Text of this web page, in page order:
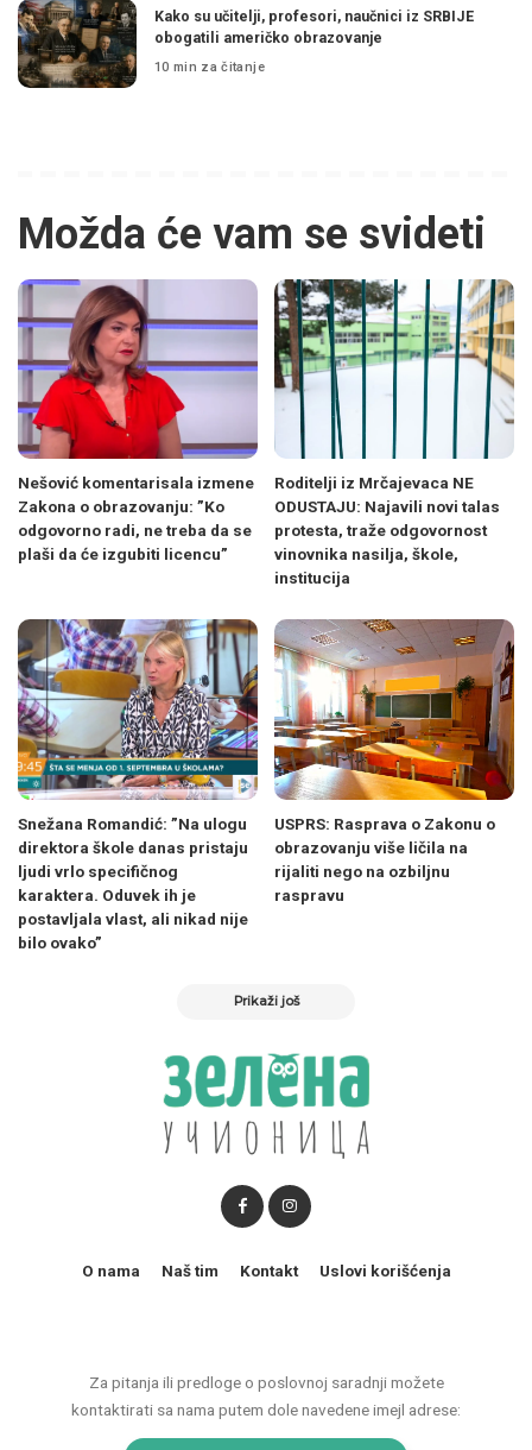
Kako su učitelji, profesori, naučnici iz SRBIJE
obogatili američko obrazovanje
10 min za čitanje
Možda će vam se svideti
Nešović komentarisala izmene
Zakona o obrazovanju: ”Ko
odgovorno radi, ne treba da se
plaši da će izgubiti licencu”
Roditelji iz Mrčajevaca NE
ODUSTAJU: Najavili novi talas
protesta, traže odgovornost
vinovnika nasilja, škole,
institucija
Snežana Romandić: ”Na ulogu
direktora škole danas pristaju
ljudi vrlo specifičnog
karaktera. Oduvek ih je
postavljala vlast, ali nikad nije
bilo ovako”
USPRS: Rasprava o Zakonu o
obrazovanju više ličila na
rijaliti nego na ozbiljnu
raspravu
Prikaži još
Za pitanja ili predloge o poslovnoj saradnji možete
kontaktirati sa nama putem dole navedene imejl adrese:
O nama Naš tim Kontakt Uslovi korišćenja